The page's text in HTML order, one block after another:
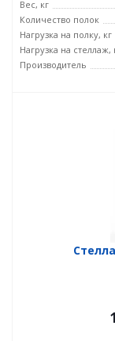
Вес, кг
Количество полок
Нагрузка на полку, кг
Нагрузка на стеллаж,
Производитель